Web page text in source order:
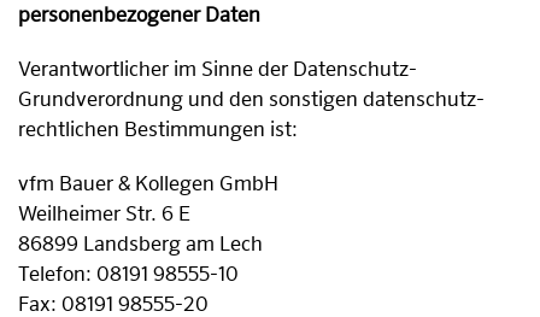
personenbezogener Daten
Verantwortlicher im Sinne der Datenschutz-
Grundverordnung und den sonstigen datenschutz-
rechtlichen Bestimmungen ist:
vfm Bauer & Kollegen GmbH
Weilheimer Str. 6 E
86899 Landsberg am Lech
Telefon: 08191 98555-10
Fax: 08191 98555-20